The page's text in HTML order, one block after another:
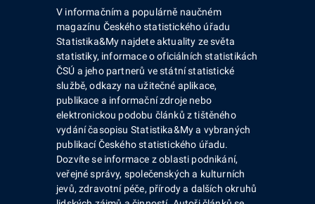
V informačním a populárně naučném
magazínu Českého statistického úřadu
Statistika&My najdete aktuality ze světa
statistiky, informace o oficiálních statistikách
ČSÚ a jeho partnerů ve státní statistické
službě, odkazy na užitečné aplikace,
publikace a informační zdroje nebo
elektronickou podobu článků z tištěného
vydání časopisu Statistika&My a vybraných
publikací Českého statistického úřadu.
Dozvíte se informace z oblasti podnikání,
veřejné správy, společenských a kulturních
jevů, zdravotní péče, přírody a dalších okruhů